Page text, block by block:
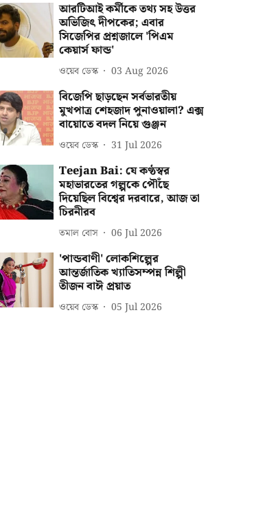
আরটিআই কর্মীকে তথ্য সহ উত্তর
অভিজিৎ দীপকের; এবার
সিজেপির প্রশ্নজালে 'পিএম
কেয়ার্স ফান্ড'
ওয়েব ডেস্ক 03 Aug 2026
বিজেপি ছাড়ছেন সর্বভারতীয়
মুখপাত্র শেহজাদ পুনাওয়ালা? এক্স
বায়োতে বদল নিয়ে গুঞ্জন
ওয়েব ডেস্ক 31 Jul 2026
Teejan Bai: যে কণ্ঠস্বর
মহাভারতের গল্পকে পৌঁছে
দিয়েছিল বিশ্বের দরবারে, আজ তা
চিরনীরব
তমাল বোস 06 Jul 2026
'পান্ডবাণী' লোকশিল্পের
আন্তর্জাতিক খ্যাতিসম্পন্ন শিল্পী
তীজন বাঈ প্রয়াত
ওয়েব ডেস্ক 05 Jul 2026